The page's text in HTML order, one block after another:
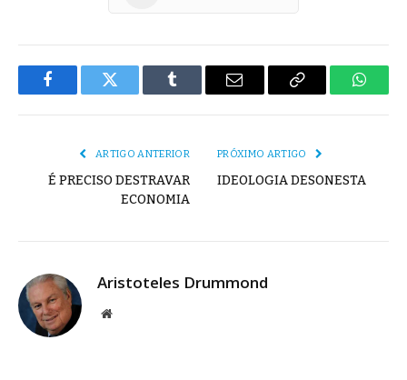
FacebookTwitter Tumblr
E-
Copiar
ARTIGO ANTERIOR
É PRECISO DESTRAVAR
ECONOMIA
PRÓXIMO ARTIGO
IDEOLOGIA DESONESTA
Aristoteles Drummond
Site